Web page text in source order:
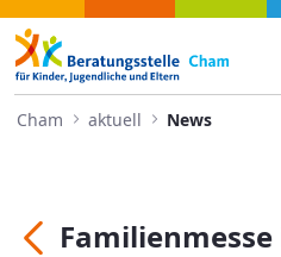
Familienmesse
Cham aktuell News
Familienmesse